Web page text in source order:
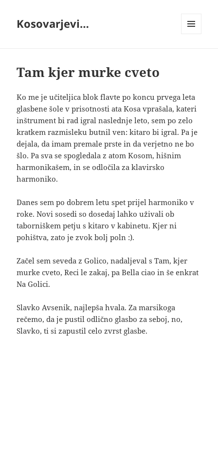
Kosovarjevi…
Tam kjer murke cveto
Ko me je učiteljica blok flavte po koncu prvega leta
glasbene šole v prisotnosti ata Kosa vprašala, kateri
inštrument bi rad igral naslednje leto, sem po zelo
kratkem razmisleku butnil ven: kitaro bi igral. Pa je
dejala, da imam premale prste in da verjetno ne bo
šlo. Pa sva se spogledala z atom Kosom, hišnim
harmonikašem, in se odločila za klavirsko
harmoniko.
Danes sem po dobrem letu spet prijel harmoniko v
roke. Novi sosedi so dosedaj lahko uživali ob
taborniškem petju s kitaro v kabinetu. Kjer ni
pohištva, zato je zvok bolj poln :).
Začel sem seveda z Golico, nadaljeval s Tam, kjer
murke cveto, Reci le zakaj, pa Bella ciao in še enkrat
Na Golici.
Slavko Avsenik, najlepša hvala. Za marsikoga
rečemo, da je pustil odlično glasbo za seboj, no,
Slavko, ti si zapustil celo zvrst glasbe.